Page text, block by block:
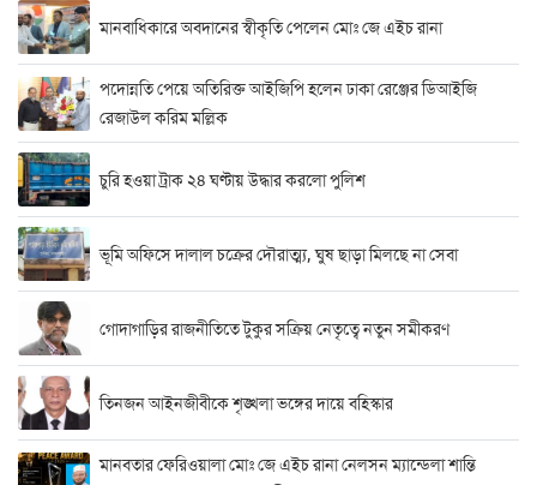
মানবাধিকারে অবদানের স্বীকৃতি পেলেন মোঃ জে এইচ রানা
পদোন্নতি পেয়ে অতিরিক্ত আইজিপি হলেন ঢাকা রেঞ্জের ডিআইজি
রেজাউল করিম মল্লিক
চুরি হওয়া ট্রাক ২৪ ঘণ্টায় উদ্ধার করলো পুলিশ
ভূমি অফিসে দালাল চক্রের দৌরাত্ম্য, ঘুষ ছাড়া মিলছে না সেবা
গোদাগাড়ির রাজনীতিতে টুকুর সক্রিয় নেতৃত্বে নতুন সমীকরণ
তিনজন আইনজীবীকে শৃঙ্খলা ভঙ্গের দায়ে বহিস্কার
মানবতার ফেরিওয়ালা মোঃ জে এইচ রানা নেলসন ম্যান্ডেলা শান্তি